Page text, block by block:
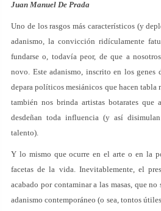
Juan Manuel De Prada
Uno de los rasgos más característicos (y
adanismo, la convicción ridículamente
fundarse o, todavía peor, de que a
novo. Este adanismo, inscrito en los genes
depara políticos mesiánicos que hacen tabla
también nos brinda artistas botarates
desdeñan toda influencia (y así
talento).
Y lo mismo que ocurre en el arte o en la
facetas de la vida. Inevitablemente, el
acabado por contaminar a las masas, que
adanismo contemporáneo (o sea, tontos